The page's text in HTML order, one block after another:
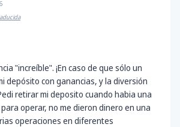
"increíble". ¡En caso de que sólo un
depósito con ganancias, y la diversión
retirar mi deposito cuando habia una
operar, no me dieron dinero en una
operaciones en diferentes